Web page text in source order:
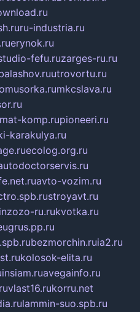
ru-industria.ru
erynok.ru
fefu.ruzarges-ru.ru
utrovortu.ru
mkcslava.ru
komp.rupioneeri.ru
karakulya.ru
ecolog.org.ru
avto-vozim.ru
stroyavt.ru
ru.rukvotka.ru
bezmorchin.ruia2.ru
kolosok-elita.ru
insiam.ruavegainfo.ru
vlast16.rukorru.net
lammin-suo.spb.ru